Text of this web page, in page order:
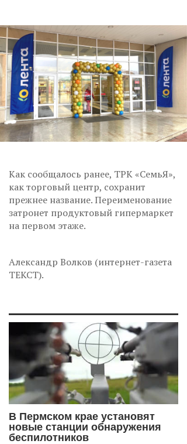
Как сообщалось ранее, ТРК «СемьЯ»,
как торговый центр, сохранит
прежнее название. Переименование
затронет продуктовый гипермаркет
на первом этаже.
Александр Волков (интернет-газета
ТЕКСТ).
В Пермском крае установят
новые станции обнаружения
беспилотников